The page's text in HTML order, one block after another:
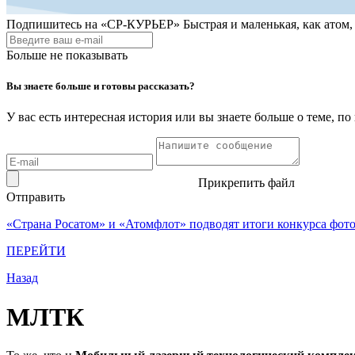
Подпишитесь на «СР-КУРЬЕР» Быстрая и маленькая, как
Больше не показывать
Вы знаете больше и готовы рассказать?
У вас есть интересная история или вы знаете больше о
Прикрепить файл
Отправить
«Страна Росатом» и «Атомфлот» подводят итоги конкурса
ПЕРЕЙТИ
Назад
МЛТК